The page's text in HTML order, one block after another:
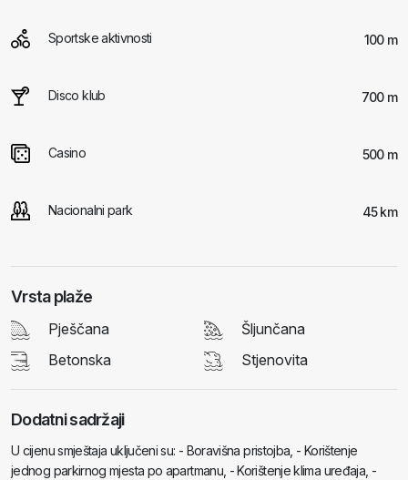
Sportske aktivnosti 100 m
Disco klub 700 m
Casino 500 m
Nacionalni park 45 km
Vrsta plaže
Pješčana
Šljunčana
Betonska
Stjenovita
Dodatni sadržaji
U cijenu smještaja uključeni su: - Boravišna pristojba, - Korištenje
jednog parkirnog mjesta po apartmanu, - Korištenje klima uređaja, -